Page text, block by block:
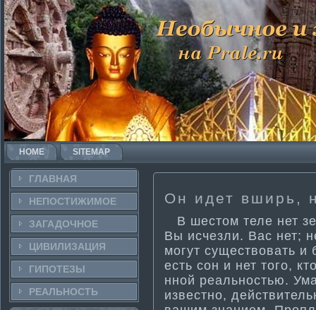
HOME SITEMAP
ГЛАВНАЯ
НЕПОСТИ­ЖИМОЕ
ЗАГАДОЧНΟЕ
ЦИВИЛИЗАЦИЯ
ГИПОТЕЗЫ
РЕАЛЬНΟСТЬ
Он идет вширь,
В шестом теле нет
Вы исчезли. Вас нет;
могут существовать и
есть сон и нет того,
нной реальностью.
известно,